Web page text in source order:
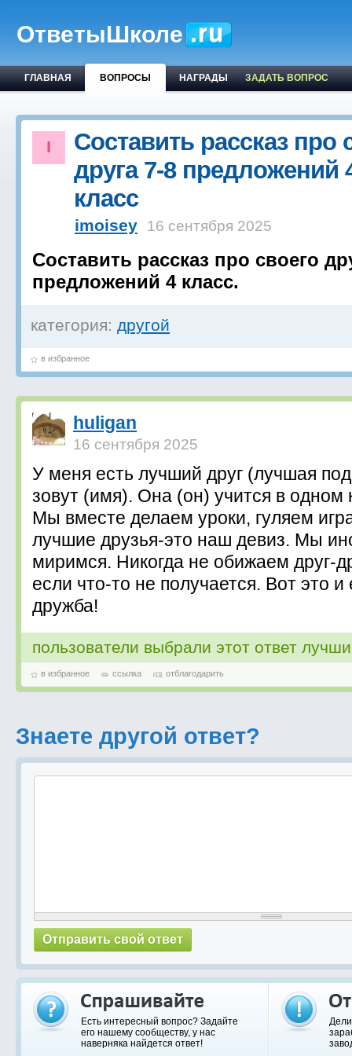
ОтветыШколе
ГЛАВНАЯ ВОПРОСЫ НАГРАДЫ ЗАДАТЬ ВОПРОС
Составить рассказ про
друга 7-8 предложений
класс
imoisey 16 сентября 2025
Составить рассказ про своего
предложений 4 класс.
категория: другой
в избранное
huligan
16 сентября 2025
У меня есть лучший друг (лучшая
зовут (имя). Она (он) учится в одном
Мы вместе делаем уроки, гуляем
лучшие друзья-это наш девиз. Мы
миримся. Никогда не обижаем друг-
если что-то не получается. Вот это
дружба!
пользователи выбрали этот ответ
в избранное ссылка отблагодарить
Знаете другой ответ?
Есть интересный вопрос? Задайте
его нашему сообществу, у нас
наверняка найдется ответ!